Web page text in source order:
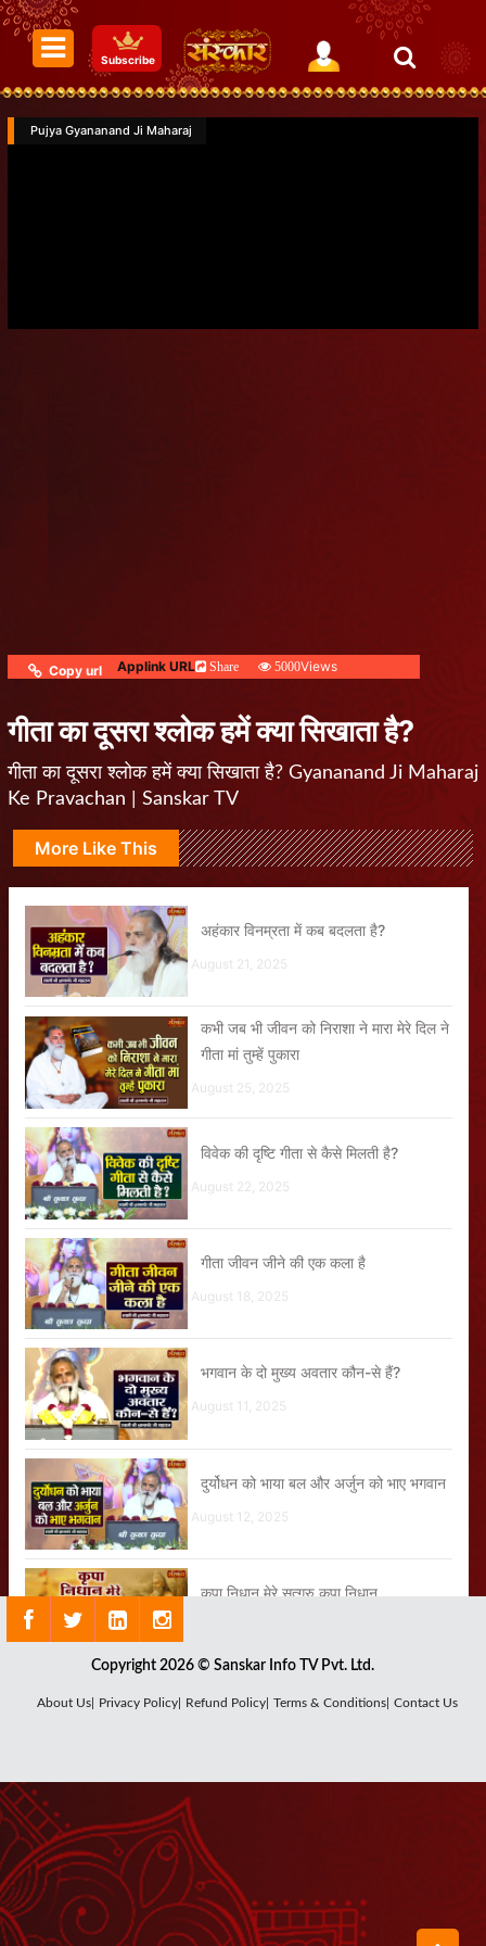
Subscribe
Pujya Gyananand Ji Maharaj
Copy url Applink URL Share 5000Views
गीता का दूसरा श्लोक हमें क्या सिखाता है?
गीता का दूसरा श्लोक हमें क्या सिखाता है? Gyananand Ji Maharaj
Ke Pravachan | Sanskar TV
More Like This
अहंकार विनम्रता में कब बदलता है?
August 21, 2025
कभी जब भी जीवन को निराशा ने मारा मेरे दिल ने
गीता मां तुम्हें पुकारा
August 25, 2025
विवेक की दृष्टि गीता से कैसे मिलती है?
August 22, 2025
गीता जीवन जीने की एक कला है
August 18, 2025
भगवान के दो मुख्य अवतार कौन-से हैं?
August 11, 2025
दुर्योधन को भाया बल और अर्जुन को भाए भगवान
August 12, 2025
कृपा निधान मेरे सत्गुरु कृपा निधान
हरि शरणं हरि शरणं
August 05, 2025
गीता में बताई गई दो सम्पदाएं कौन-सी हैं?
Copyright 2026 © Sanskar Info TV Pvt. Ltd.
About Us| Privacy Policy| Refund Policy| Terms & Conditions| Contact Us